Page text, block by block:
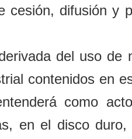
cesión, difusión y
del uso de
contenidos en
como
en el disco